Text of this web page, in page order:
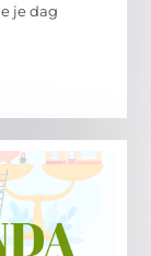
je dag